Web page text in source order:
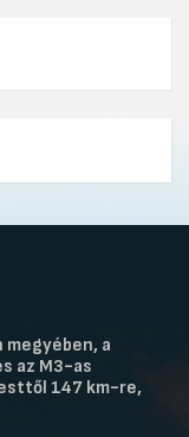
a
az M3-as
147 km-re,